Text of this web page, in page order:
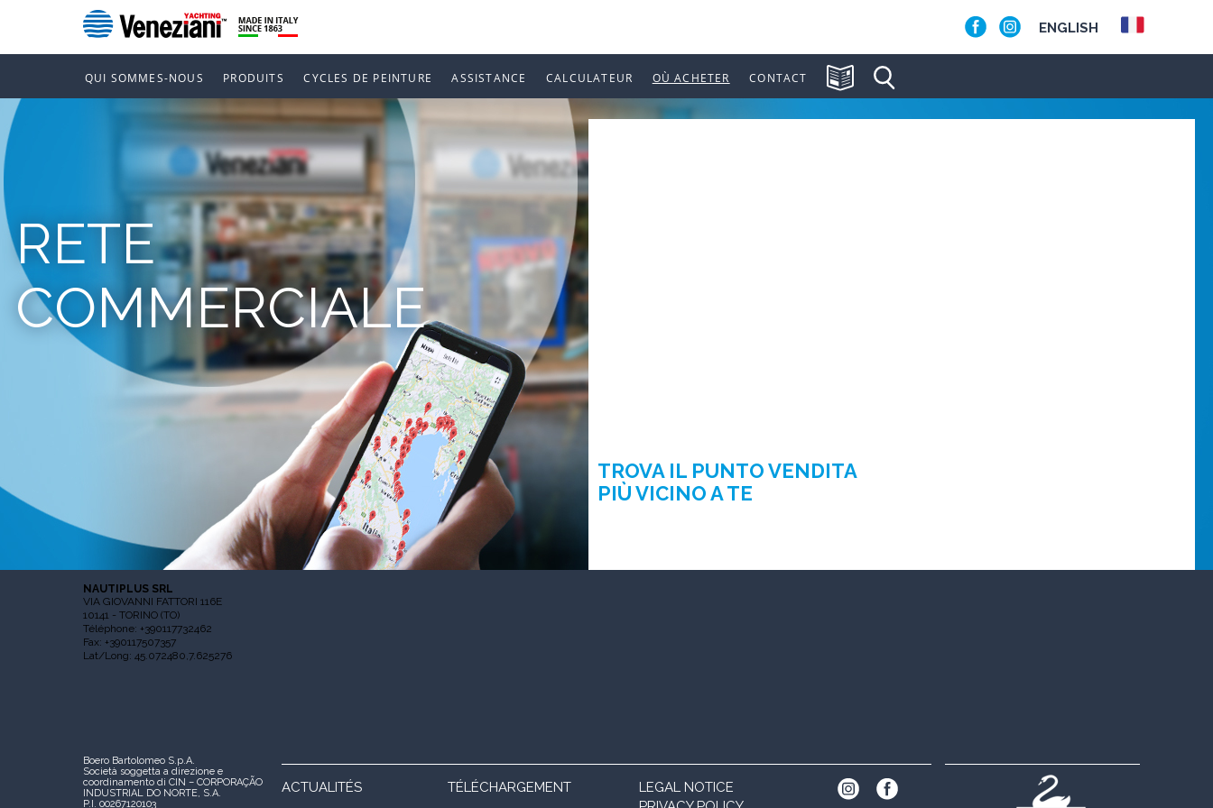
ENGLISH
QUI SOMMES-NOUS PRODUITS CYCLES DE PEINTURE ASSISTANCE CALCULATEUR OÙ ACHETER CONTACT
RETE
COMMERCIALE
TROVA IL PUNTO VENDITA
PIÙ VICINO A TE
NAUTIPLUS SRL
VIA GIOVANNI FATTORI 116E
10141 - TORINO (TO)
Téléphone: +390117732462
Fax: +390117507357
Lat/Long: 45.072480,7.625276
Boero Bartolomeo S.p.A.
Società soggetta a direzione e
coordinamento di CIN – CORPORAÇÃO
INDUSTRIAL DO NORTE, S.A.
P.I. 00267120103
ACTUALITÉS TÉLÉCHARGEMENT
LEGAL NOTICE